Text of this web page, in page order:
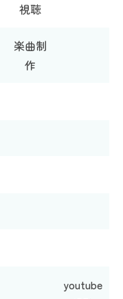
視聴
楽曲制
作
youtube